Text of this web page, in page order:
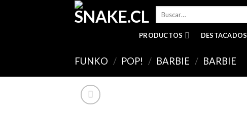
Buscar
PRODUCTOS DESTACADOS
FUNKO / POP! / BARBIE / BARBIE